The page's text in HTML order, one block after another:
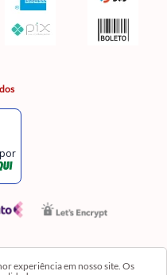
experiência em nosso site. Os